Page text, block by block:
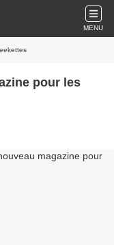
MENU
pour les